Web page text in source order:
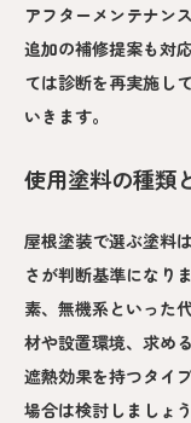
アフターメンテナン
追加の補修提案も対
ては診断を再実施し
いきます。
使用塗料の種類
屋根塗装で選ぶ塗料
さが判断基準になり
素、無機系といった
材や設置環境、求め
遮熱効果を持つタイ
場合は検討しましょう